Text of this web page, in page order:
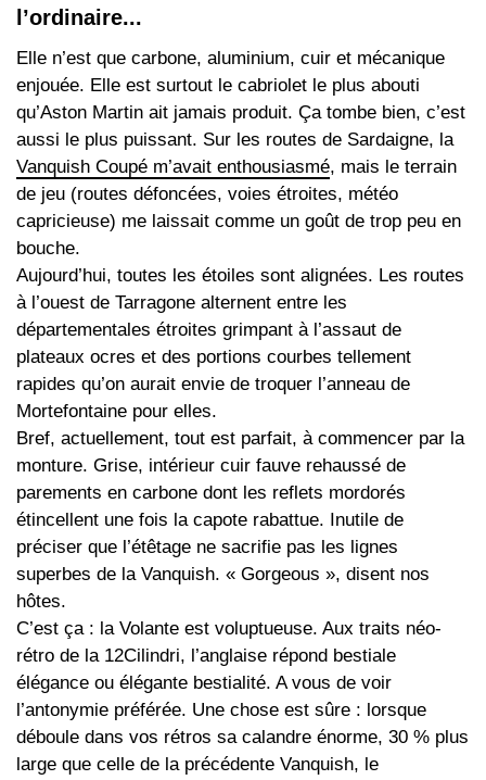
l’ordinaire...
Elle n’est que carbone, aluminium, cuir et mécanique
enjouée. Elle est surtout le cabriolet le plus abouti
qu’Aston Martin ait jamais produit. Ça tombe bien, c’est
aussi le plus puissant. Sur les routes de Sardaigne, la
Vanquish Coupé m’avait enthousiasmé, mais le terrain
de jeu (routes défoncées, voies étroites, météo
capricieuse) me laissait comme un goût de trop peu en
bouche.
Aujourd’hui, toutes les étoiles sont alignées. Les routes
à l’ouest de Tarragone alternent entre les
départementales étroites grimpant à l’assaut de
plateaux ocres et des portions courbes tellement
rapides qu’on aurait envie de troquer l’anneau de
Mortefontaine pour elles.
Bref, actuellement, tout est parfait, à commencer par la
monture. Grise, intérieur cuir fauve rehaussé de
parements en carbone dont les reflets mordorés
étincellent une fois la capote rabattue. Inutile de
préciser que l’étêtage ne sacrifie pas les lignes
superbes de la Vanquish. « Gorgeous », disent nos
hôtes.
C’est ça : la Volante est voluptueuse. Aux traits néo-
rétro de la 12Cilindri, l’anglaise répond bestiale
élégance ou élégante bestialité. A vous de voir
l’antonymie préférée. Une chose est sûre : lorsque
déboule dans vos rétros sa calandre énorme, 30 % plus
large que celle de la précédente Vanquish, le